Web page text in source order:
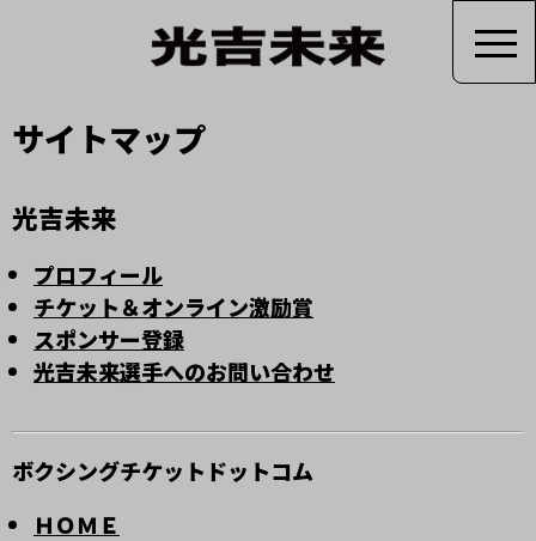
サイトマップ
光吉未来
プロフィール
チケット＆オンライン激励賞
スポンサー登録
光吉未来選手へのお問い合わせ
ボクシングチケットドットコム
ＨＯＭＥ